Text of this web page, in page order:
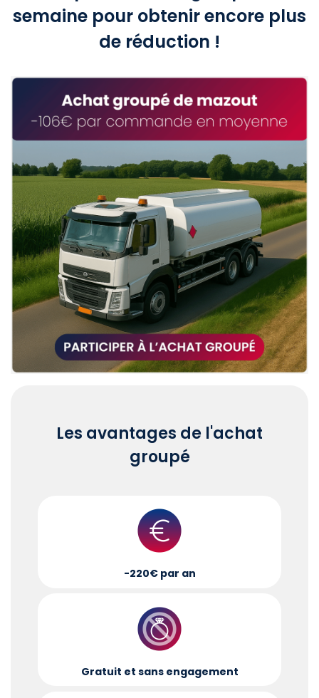
semaine pour obtenir encore plus
de réduction !
Les avantages de l'achat
groupé
-220€ par an
Gratuit et sans engagement